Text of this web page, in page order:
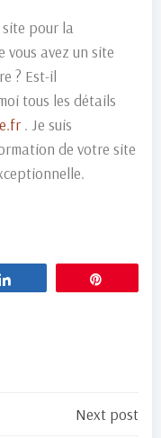
pour la
vous avez un site
? Est-il
tous les détails
. Je suis
de votre site
Next post